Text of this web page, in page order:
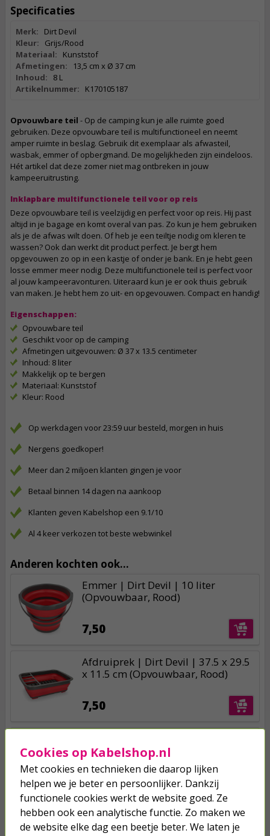
Specificaties
Merk:
Dirt Devil
Kleur:
Grijs/Rood
Materiaal:
Kunststof
Afmetingen:
13,5 cm x Ø 37 cm
Inhoud:
8 L
Artikelnummer:
K170105187
Opvouwbare teil - Op de camping kun je alle ruimte goed
gebruiken. Deze opvouwbare teil is multifunctioneel en neemt
amper ruimte in beslag. Gebruik dit exemplaar als afwasteil,
wasbak, emmer of opbergmand. De mogelijkheden zijn eindeloos.
Hét artikel dat deze zomer niet mag ontbreken in jouw
kampeeruitrusting.
Inklapbare multifunctionele teil voor op reis
Deze opvouwbare teil is veelzijdig en perfect voor op reis. Hij past
altijd in je bagage en komt overal van pas. Zo kun je hem gebruiken
als je de afwas wilt doen. Of heb je een teiltje nodig om kleren te
wassen? Ook dan werkt dit product perfect. Je bergt hem
opgevouwen zo op in een kastje of onder je bank. En je hebt geen
losse emmer meer nodig. Deze multifunctionele teil is perfect voor
al jouw kampeeravonturen. Uiteraard kun je er ook thuis gebruik
van maken. Je hebt hem zo uit- en opgevouwen. Compact en handig!
Eigenschappen:
Opvouwbare teil
Geschikt voor op de camping
Afmetingen uitgevouwen: Ø 37 x 13.5 centimeter
Inhoud: 8 liter
Makkelijk op te bergen
Materiaal: Kunststof
Kleur: Rood
Op werkdagen voor 23:59 uur besteld, morgen in huis
Nergens goedkoper!
Meer dan 2 miljoen klanten gingen je voor
Betaal binnen 14 dagen na aankoop
Klanten geven Kabelshop een 9.1/10
Al 4 keer verkozen tot beste webwinkel
Anderen kochten ook...
Emmer | Dirt Devil | 10 liter
(Opvouwbaar, Rood)
7,50
Afdruiprek | Dirt Devil | 37.5 x 29.5
x 11.5 cm (Opvouwbaar, Rood)
7,50
9 cm (Soft grip, Rood)
1,75
Cookies op Kabelshop.nl
Met cookies en technieken die daarop lijken
helpen we je beter en persoonlijker. Dankzij
functionele cookies werkt de website goed. Ze
hebben ook een analytische functie. Zo maken we
de website elke dag een beetje beter. We laten je